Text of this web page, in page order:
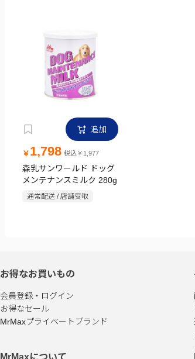
追加
￥ 1,798 税込￥1,977
森乳サンワールド ドッグ
メンテナンスミルク 280g
通常配送 / 店舗受取
お得なお買いもの
会員登録・ログイン
お得なセール
MrMaxプライベートブランド
MrMaxについて